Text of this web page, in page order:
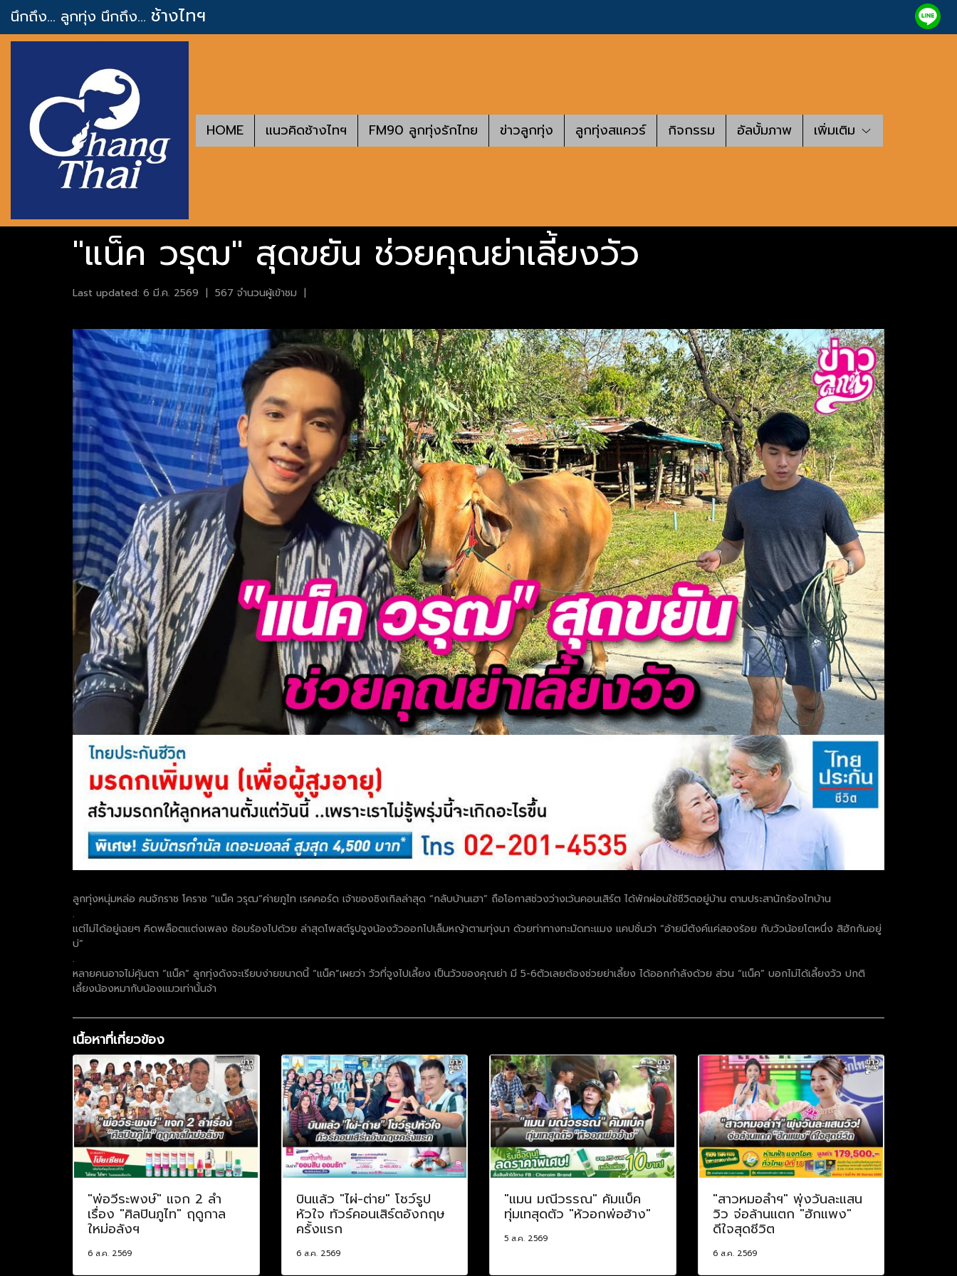
นึกถึง... ลูกทุ่ง นึกถึง... ช้างไทฯ
HOME แนวคิดช้างไทฯ FM90 ลูกทุ่งรักไทย ข่าวลูกทุ่ง ลูกทุ่งสแควร์ กิจกรรม อัลบั้มภาพ เพิ่มเติม
"แน็ค วรุฒ" สุดขยัน ช่วยคุณย่าเลี้ยงวัว
Last updated: 6 มี.ค. 2569 | 567 จำนวนผู้เข้าชม |
ลูกทุ่งหนุ่มหล่อ คนจักราช โคราช “แน็ค วรุฒ”ค่ายภูไท เรคคอร์ด เจ้าของซิงเกิลล่าสุด “กลับบ้านเฮา” ถือโอกาสช่วงว่างเว้นคอนเสิร์ต ได้พักผ่อนใช้ชีวิตอยู่บ้าน ตามประสานักร้องไทบ้าน
.
แต่ไม่ได้อยู่เฉยๆ คิดพล็อตแต่งเพลง ซ้อมร้องไปด้วย ล่าสุดโพสต์รูปจูงน้องวัวออกไปเล็มหญ้าตามทุ่งนา ด้วยท่าทางทะมัดทะแมง แคปชั่นว่า “อ้ายมีตังค์แค่สองร้อย กับวัวน้อยโตหนึ่ง สิฮักกันอยู่
บ่”
.
หลายคนอาจไม่คุ้นตา “แน็ค” ลูกทุ่งดังจะเรียบง่ายขนาดนี้ “แน็ค”เผยว่า วัวที่จูงไปเลี้ยง เป็นวัวของคุณย่า มี 5-6ตัวเลยต้องช่วยย่าเลี้ยง ได้ออกกำลังด้วย ส่วน “แน็ค” บอกไม่ได้เลี้ยงวัว ปกติ
เลี้ยงน้องหมากับน้องแมวเท่านั้นจ้า
เนื้อหาที่เกี่ยวข้อง
"พ่อวีระพงษ์" แจก 2 ลำ
เรื่อง "ศิลปินภูไท" ฤดูกาล
ใหม่อลังฯ
6 ส.ค. 2569
บินแล้ว "ไผ่-ต่าย" โชว์รูป
หัวใจ ทัวร์คอนเสิร์ตอังกฤษ
ครั้งแรก
6 ส.ค. 2569
"แมน มณีวรรณ" คัมแบ็ค
ทุ่มเทสุดตัว "หัวอกพ่อฮ้าง"
5 ส.ค. 2569
"สาวหมอลำฯ" พุ่งวันละแสน
วิว จ่อล้านแตก "ฮักแพง"
ดีใจสุดชีวิต
6 ส.ค. 2569